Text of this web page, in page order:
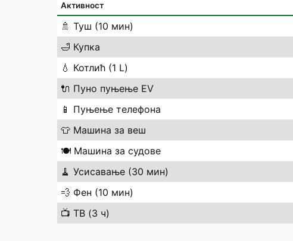
Активност
🚿 Туш (10 мин)
🛁 Купка
💧 Котлић (1 L)
🔌 Пуно пуњење EV
📱 Пуњење телефона
👕 Машина за веш
🍽️ Машина за судове
🧹 Усисавање (30 мин)
💨 Фен (10 мин)
📺 ТВ (3 ч)